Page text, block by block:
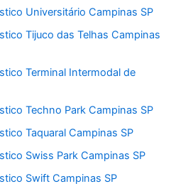
Universitário Campinas SP
Tijuco das Telhas Campinas
Terminal Intermodal de
Techno Park Campinas SP
Taquaral Campinas SP
Swiss Park Campinas SP
Swift Campinas SP